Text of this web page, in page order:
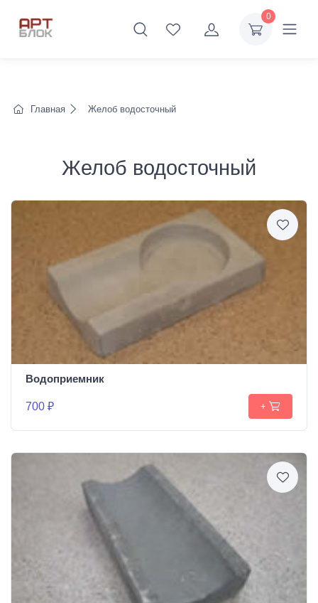
0
Главная Желоб водосточный
Желоб водосточный
Водоприемник
700 ₽ +